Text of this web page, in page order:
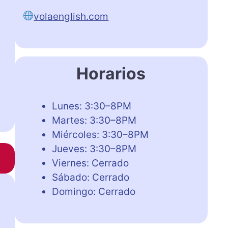
volaenglish.com
Horarios
Lunes: 3:30–8PM
Martes: 3:30–8PM
Miércoles: 3:30–8PM
Jueves: 3:30–8PM
Viernes: Cerrado
Sábado: Cerrado
Domingo: Cerrado